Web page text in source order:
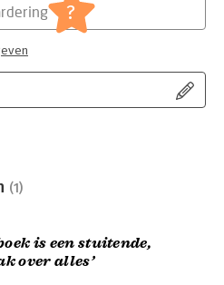
?
(1)
is een stuitende,
over alles’